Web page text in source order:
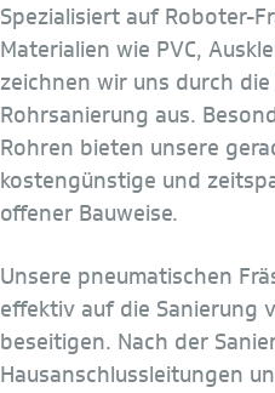
Spezialisiert auf Roboter-
Materialien wie PVC,
zeichnen wir uns durch
Rohrsanierung aus.
Rohren bieten unsere
kostengünstige und
offener Bauweise.
Unsere pneumatischen
effektiv auf die Sanierung
beseitigen. Nach der
Hausanschlussleitungen